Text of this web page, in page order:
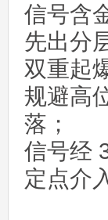
信号含
先出分
双重起
规避高
落；
信号经
定点介